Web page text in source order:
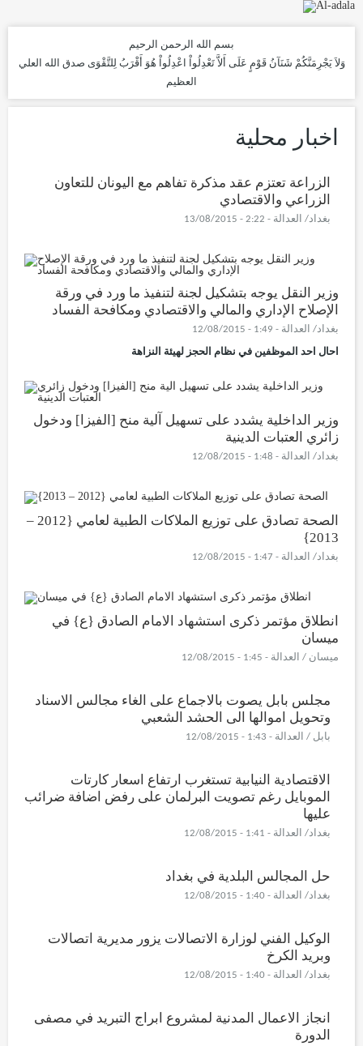
بسم الله الرحمن الرحيم
وَلاَ يَجْرِمَنَّكُمْ شَنَآنُ قَوْمٍ عَلَى أَلاَّ تَعْدِلُواْ اعْدِلُواْ هُوَ أَقْرَبُ لِلتَّقْوَى صدق الله العلي
العظيم
اخبار محلية
الزراعة تعتزم عقد مذكرة تفاهم مع اليونان للتعاون
الزراعي والاقتصادي
بغداد/ العدالة - 2:22 - 13/08/2015
وزير النقل يوجه بتشكيل لجنة لتنفيذ ما ورد في ورقة
الإصلاح الإداري والمالي والاقتصادي ومكافحة الفساد
بغداد/ العدالة - 1:49 - 12/08/2015
احال احد الموظفين في نظام الحجز لهيئة النزاهة
وزير الداخلية يشدد على تسهيل آلية منح [الفيزا] ودخول
زائري العتبات الدينية
بغداد/ العدالة - 1:48 - 12/08/2015
الصحة تصادق على توزيع الملاكات الطبية لعامي {2012 –
2013}
بغداد/ العدالة - 1:47 - 12/08/2015
انطلاق مؤتمر ذكرى استشهاد الامام الصادق {ع} في
ميسان
ميسان / العدالة - 1:45 - 12/08/2015
مجلس بابل يصوت بالاجماع على الغاء مجالس الاسناد
وتحويل اموالها الى الحشد الشعبي
بابل / العدالة - 1:43 - 12/08/2015
الاقتصادية النيابية تستغرب ارتفاع اسعار كارتات
الموبايل رغم تصويت البرلمان على رفض اضافة ضرائب
عليها
بغداد/ العدالة - 1:41 - 12/08/2015
حل المجالس البلدية في بغداد
بغداد/ العدالة - 1:40 - 12/08/2015
الوكيل الفني لوزارة الاتصالات يزور مديرية اتصالات
وبريد الكرخ
بغداد/ العدالة - 1:40 - 12/08/2015
انجاز الاعمال المدنية لمشروع ابراج التبريد في مصفى
الدورة